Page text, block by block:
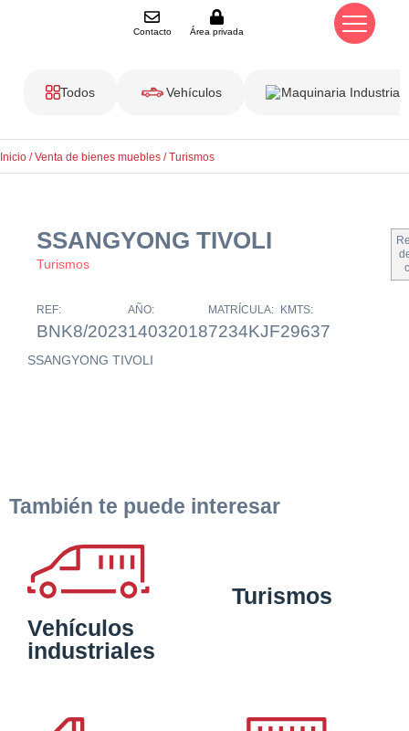
Contacto Área privada
Todos Vehículos Maquinaria Industrial
Inicio /Venta de bienes muebles /Turismos
SSANGYONG TIVOLI
Turismos
REF:
BNK8/2023
AÑO:
14032018
MATRÍCULA:
7234KJF
KMTS:
29637
SSANGYONG TIVOLI
También te puede interesar
Vehículos
industriales
Turismos